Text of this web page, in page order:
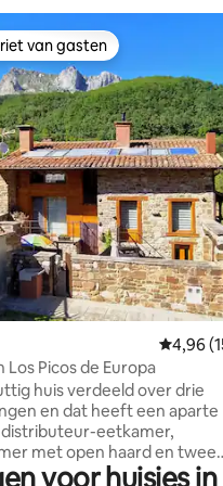
van 4,94 uit 5, 287
van gasten
van gasten
4,96
Los Picos de Europa
huis verdeeld over drie
en dat heeft een aparte
eetkamer,
met open haard en twee
met ingebouwde
voor huisjes